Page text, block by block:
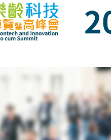
Nov 2020, Summit: 20